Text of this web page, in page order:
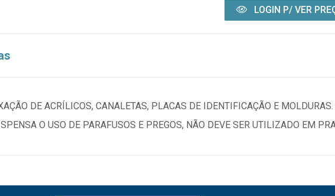
LOGIN P/ VER
DE ACRÍLICOS, CANALETAS, PLACAS DE IDENTIFICAÇÃO E
O USO DE PARAFUSOS E PREGOS, NÃO DEVE SER UTILIZADO EM